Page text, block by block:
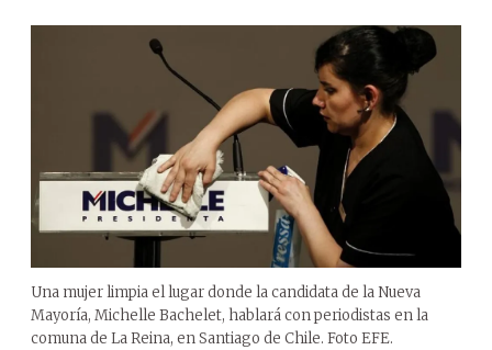
Una mujer limpia el lugar donde la candidata de la Nueva
Mayoría, Michelle Bachelet, hablará con periodistas en la
comuna de La Reina, en Santiago de Chile. Foto EFE.